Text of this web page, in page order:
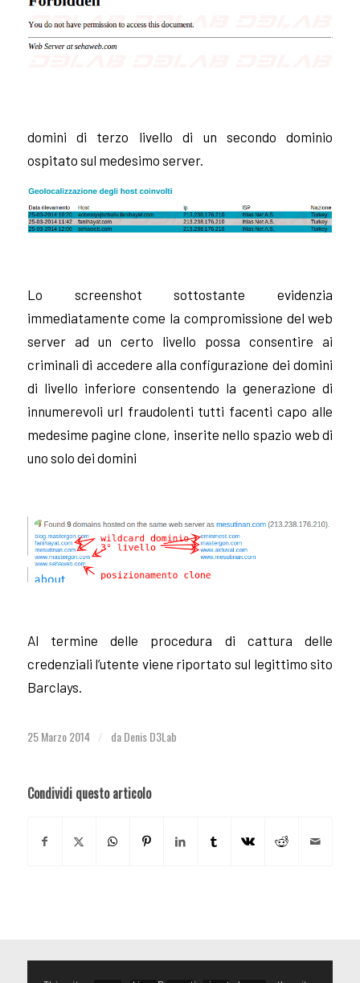
domini di terzo livello di un secondo dominio
ospitato sul medesimo server.
Lo screenshot sottostante evidenzia
immediatamente come la compromissione del web
server ad un certo livello possa consentire ai
criminali di accedere alla configurazione dei domini
di livello inferiore consentendo la generazione di
innumerevoli url fraudolenti tutti facenti capo alle
medesime pagine clone, inserite nello spazio web di
uno solo dei domini
Al termine delle procedura di cattura delle
credenziali l’utente viene riportato sul legittimo sito
Barclays.
25 Marzo 2014 / daDenis D3Lab
Condividi questo articolo